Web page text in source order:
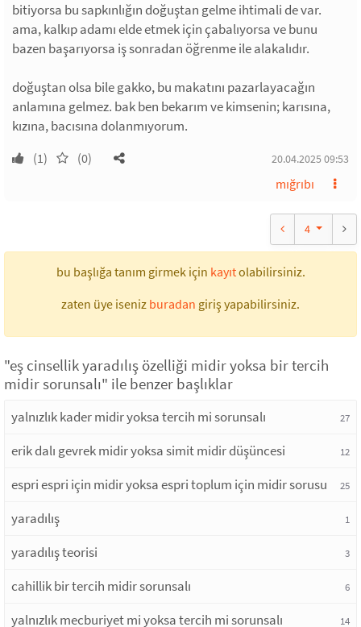
bitiyorsa bu sapkınlığın doğuştan gelme ihtimali de var.
ama, kalkıp adamı elde etmek için çabalıyorsa ve bunu
bazen başarıyorsa iş sonradan öğrenme ile alakalıdır.
doğuştan olsa bile gakko, bu makatını pazarlayacağın
anlamına gelmez. bak ben bekarım ve kimsenin; karısına,
kızına, bacısına dolanmıyorum.
(1) (0) 20.04.2025 09:53
mığrıbı
4
bu başlığa tanım girmek için kayıtolabilirsiniz.
zaten üye iseniz buradan giriş yapabilirsiniz.
"eş cinsellik yaradılış özelliği midir yoksa bir tercih
midir sorunsalı" ile benzer başlıklar
yalnızlık kader midir yoksa tercih mi sorunsalı 27
erik dalı gevrek midir yoksa simit midir düşüncesi 12
espri espri için midir yoksa espri toplum için midir sorusu 25
yaradılış 1
yaradılış teorisi 3
cahillik bir tercih midir sorunsalı 6
yalnızlık mecburiyet mi yoksa tercih mi sorunsalı 14